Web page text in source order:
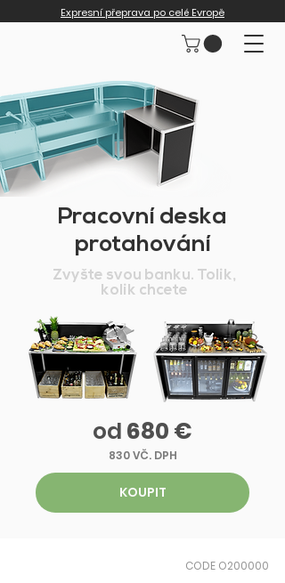
Expresní přeprava po celé Evropě
Pracovní deska
protahování
Zvyšte svou banku. Tolik,
kolik chcete
od 680 €
830 VČ. DPH
KOUPIT
CODE O200000